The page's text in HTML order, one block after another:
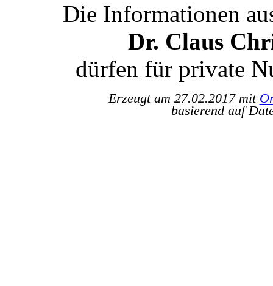
Die Informationen
Dr. Claus
dürfen für private
Erzeugt am 27.02.2017 mit
basierend auf